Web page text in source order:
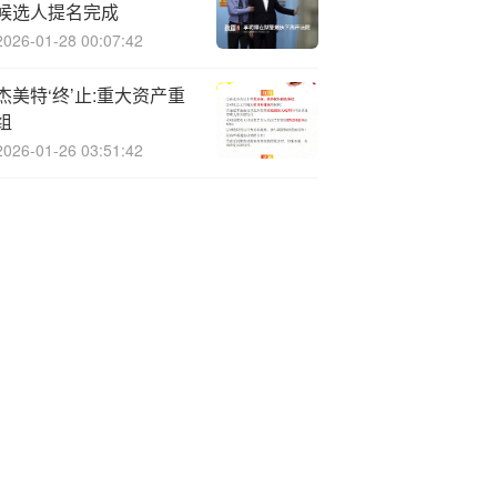
选人提名完成
01-28 00:07:42
美特‘终’止:重大资产重
01-26 03:51:42